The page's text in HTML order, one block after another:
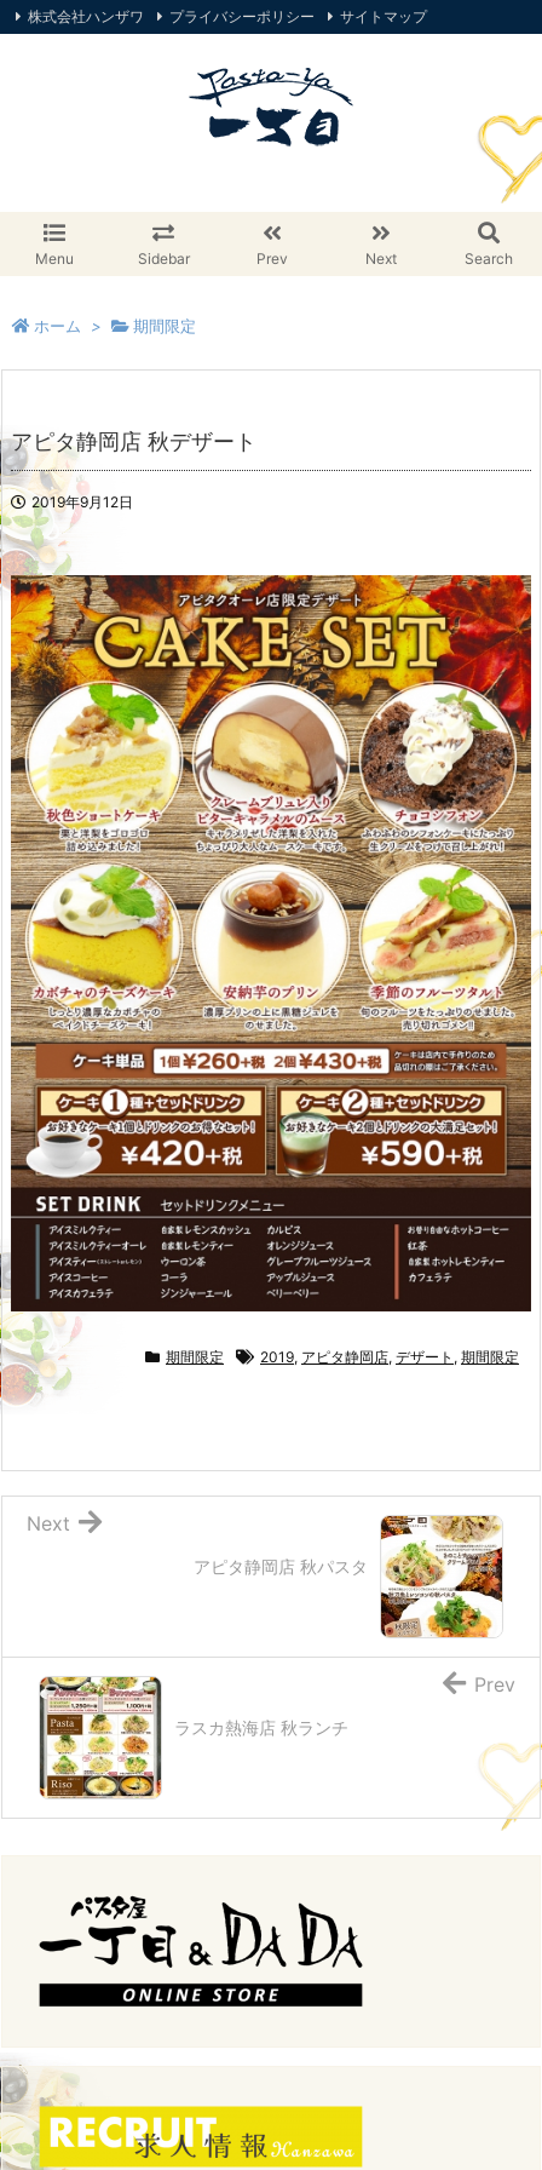
Menu Sidebar Prev Next Search
株式会社ハンザワ プライバシーポリシー
サイトマップ
ホーム > 期間限定
アピタ静岡店 秋デザート
2019年9月12日
期間限定 2019, アピタ静岡店, デザート , 期間限定
アピタ静岡店 秋パスタ
Next
ラスカ熱海店 秋ランチ
Prev